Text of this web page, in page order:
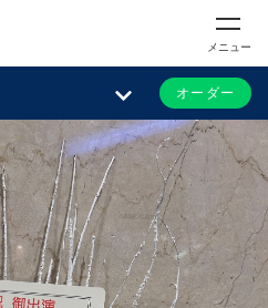
メニュー
オーダー